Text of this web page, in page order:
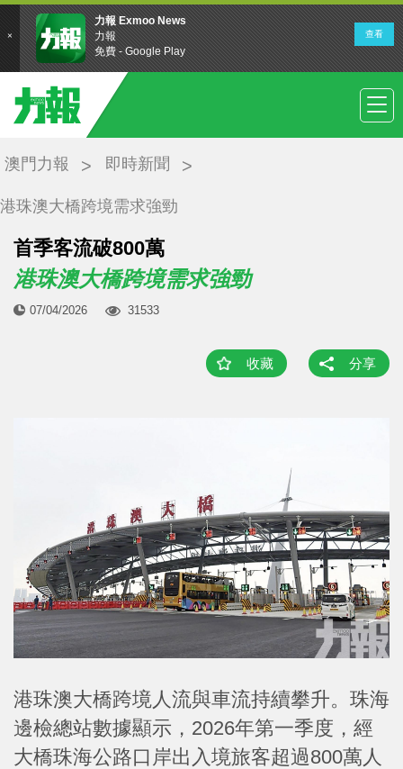
澳門力報 即時新聞
港珠澳大橋跨境需求強勁
首季客流破800萬
港珠澳大橋跨境需求強勁
07/04/2026 31533
收藏 分享
港珠澳大橋跨境人流與車流持續攀升。珠海
邊檢總站數據顯示，2026年第一季度，經
大橋珠海公路口岸出入境旅客超過800萬人